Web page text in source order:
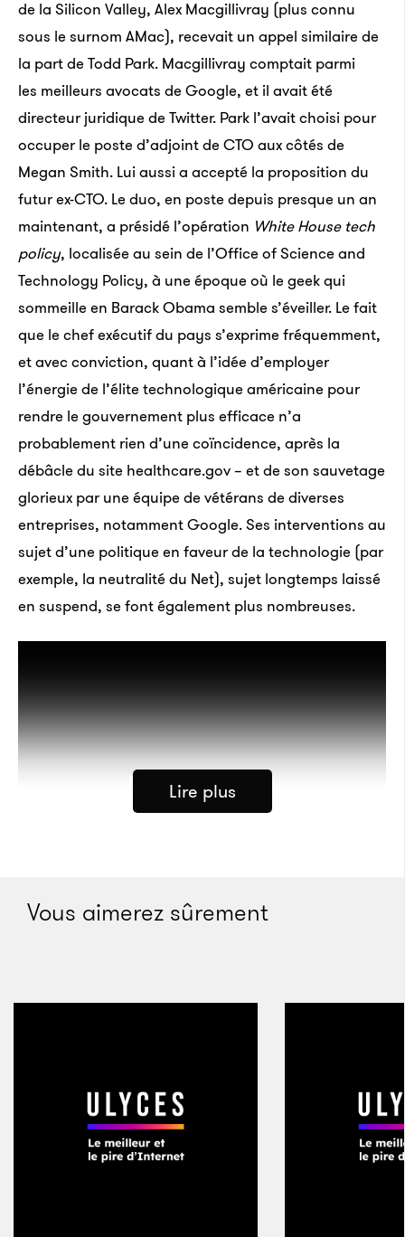
de la Silicon Valley, Alex Macgillivray (plus connu
sous le surnom AMac), recevait un appel similaire de
la part de Todd Park. Macgillivray comptait parmi
les meilleurs avocats de Google, et il avait été
directeur juridique de Twitter. Park l’avait choisi pour
occuper le poste d’adjoint de CTO aux côtés de
Megan Smith. Lui aussi a accepté la proposition du
futur ex-CTO. Le duo, en poste depuis presque un an
maintenant, a présidé l’opération White House tech
policy, localisée au sein de l’Office of Science and
Technology Policy, à une époque où le geek qui
sommeille en Barack Obama semble s’éveiller. Le fait
que le chef exécutif du pays s’exprime fréquemment,
et avec conviction, quant à l’idée d’employer
l’énergie de l’élite technologique américaine pour
rendre le gouvernement plus efficace n’a
probablement rien d’une coïncidence, après la
débâcle du site healthcare.gov – et de son sauvetage
glorieux par une équipe de vétérans de diverses
entreprises, notamment Google. Ses interventions au
sujet d’une politique en faveur de la technologie (par
exemple, la neutralité du Net), sujet longtemps laissé
en suspend, se font également plus nombreuses.
Smith et Macgillivray mettent à profit ce moment
d’implication du gouvernement dans la technologie
Lire plus
Vous aimerez sûrement